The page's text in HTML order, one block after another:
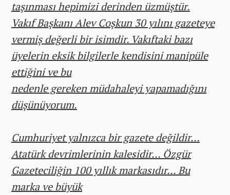
taşınması hepimizi derinden üzmüştür.
Vakıf Başkanı Alev Coşkun 30 yılını gazeteye
vermiş değerli bir isimdir. Vakıftaki bazı
üyelerin eksik bilgilerle kendisini manipüle
ettiğini ve bu
nedenle gereken müdahaleyi yapamadığını
düşünüyorum.
Cumhuriyet yalnızca bir gazete değildir…
Atatürk devrimlerinin kalesidir… Özgür
Gazeteciliğin 100 yıllık markasıdır… Bu
marka ve büyük